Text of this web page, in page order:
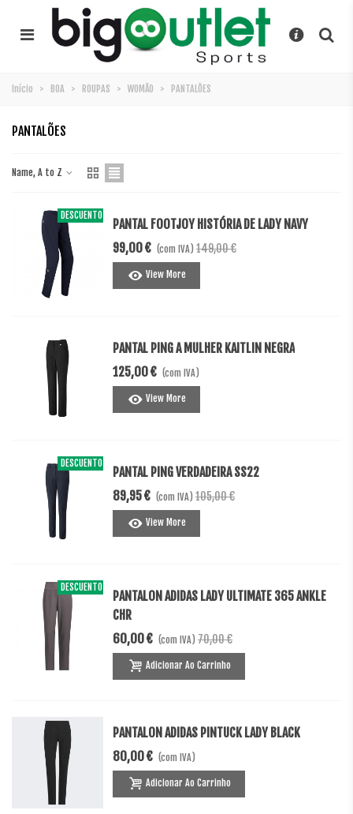
Início > BOA > ROUPAS > WOMÃO > PANTALÕES
PANTALÕES
Name, A to Z
DESCUENTO -50,00 €
PANTAL FOOTJOY HISTÓRIA DE LADY NAVY
99,00 € (com IVA) 149,00 €
View More
PANTAL PING A MULHER KAITLIN NEGRA
125,00 € (com IVA)
View More
DESCUENTO -15,05 €
PANTAL PING VERDADEIRA SS22
89,95 € (com IVA) 105,00 €
View More
DESCUENTO -10,00 €
PANTALON ADIDAS LADY ULTIMATE 365 ANKLE
CHR
60,00 € (com IVA) 70,00 €
Adicionar Ao Carrinho
PANTALON ADIDAS PINTUCK LADY BLACK
80,00 € (com IVA)
Adicionar Ao Carrinho